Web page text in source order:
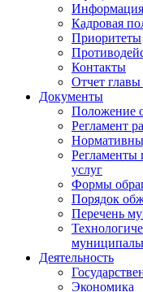
Информация
Кадровая
Приоритеты
Контакты
Отчет
Документы
Положение
Регламент
Регламенты
услуг
Формы
Порядок
Перечень
Деятельность
Экономика